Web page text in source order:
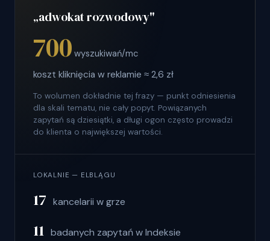
„adwokat rozwodowy"
700 wyszukiwań/mc
koszt kliknięcia w reklamie ≈ 2,6 zł
To wolumen dokładnie tej frazy — punkt odniesienia
dla skali tematu, nie cały popyt. Powiązanych
zapytań są dziesiątki, a długi ogon często prowadzi
do klienta o największej wartości.
LOKALNIE — ELBLĄGU
17 kancelarii w grze
11 badanych zapytań w Indeksie